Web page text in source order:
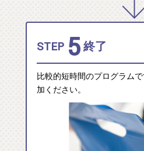
STEP 5 終了
比較的短時間のプログラム
加ください。